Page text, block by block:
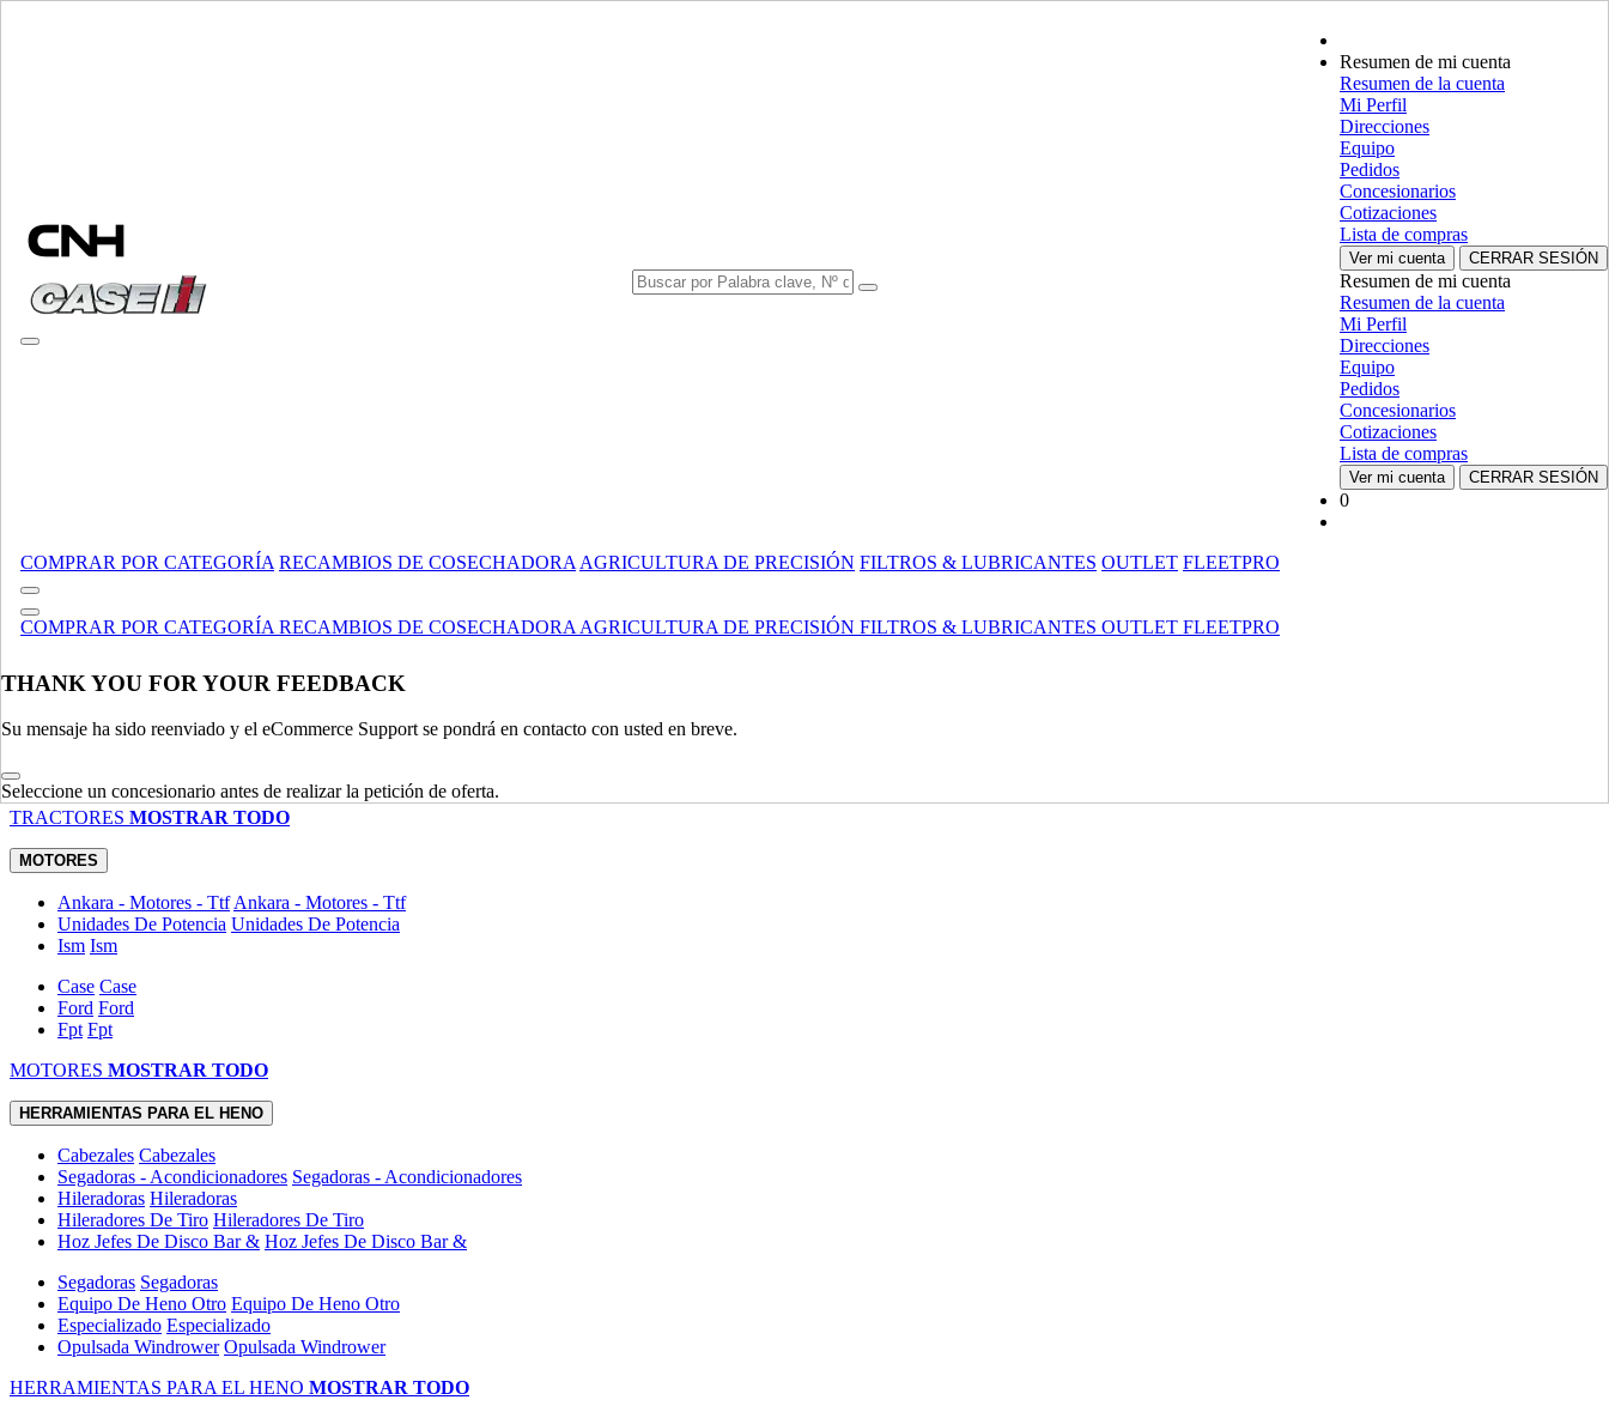
Resumen de mi cuenta
Resumen de la cuenta
Mi Perfil
Direcciones
Equipo
Pedidos
Concesionarios
Cotizaciones
Lista de compras
Ver mi cuenta CERRAR SESIÓN
Resumen de mi cuenta
Resumen de la cuenta
Mi Perfil
Direcciones
Equipo
Pedidos
Concesionarios
Cotizaciones
Lista de compras
Ver mi cuenta CERRAR SESIÓN
0
COMPRAR POR CATEGORÍA RECAMBIOS DE COSECHADORA AGRICULTURA DE PRECISIÓN FILTROS & LUBRICANTES OUTLET FLEETPRO
COMPRAR POR CATEGORÍA RECAMBIOS DE COSECHADORA AGRICULTURA DE PRECISIÓN FILTROS & LUBRICANTES OUTLET FLEETPRO
THANK YOU FOR YOUR FEEDBACK
Su mensaje ha sido reenviado y el eCommerce Support se pondrá en contacto con usted en breve.
Seleccione un concesionario antes de realizar la petición de oferta.
EQUIPOALL EQUIPO
MANIPULACIÓN DE MATERIALES
TRACTORES
Utility Utility
Compacto Compacto
Legado Legado
Especializado Especializado
TRACTORES MOSTRAR TODO
MOTORES
Ankara - Motores - Ttf Ankara - Motores - Ttf
Unidades De Potencia Unidades De Potencia
Ism Ism
Case Case
Ford Ford
Fpt Fpt
MOTORES MOSTRAR TODO
HERRAMIENTAS PARA EL HENO
Cabezales Cabezales
Segadoras - Acondicionadores Segadoras - Acondicionadores
Hileradoras Hileradoras
Hileradores De Tiro Hileradores De Tiro
Hoz Jefes De Disco Bar & Hoz Jefes De Disco Bar &
Segadoras Segadoras
Equipo De Heno Otro Equipo De Heno Otro
Especializado Especializado
Opulsada Windrower Opulsada Windrower
HERRAMIENTAS PARA EL HENO MOSTRAR TODO